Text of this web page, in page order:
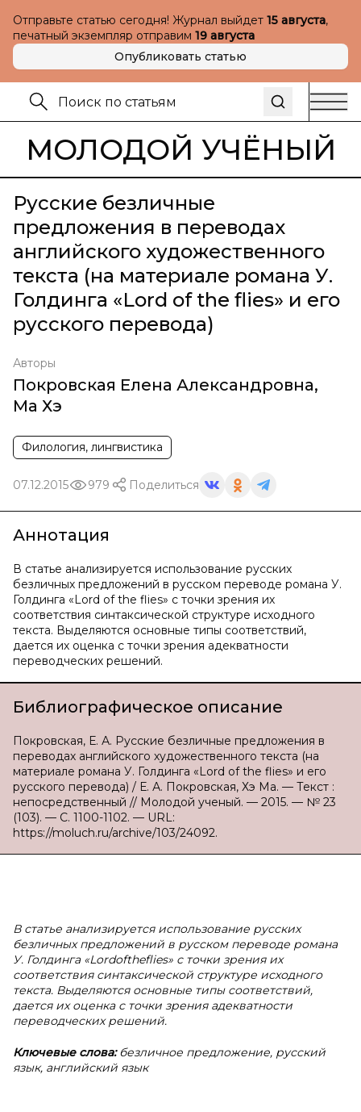
Отправьте статью сегодня! Журнал выйдет 15 августа,
печатный экземпляр отправим 19 августа
Опубликовать статью
МОЛОДОЙ УЧЁНЫЙ
Русские безличные
предложения в переводах
английского художественного
текста (на материале романа У.
Голдинга «Lord of the flies» и его
русского перевода)
Авторы
Покровская Елена Александровна,
Ма Хэ
Филология, лингвистика
07.12.2015 979 Поделиться
Аннотация
В статье анализируется использование русских
безличных предложений в русском переводе романа У.
Голдинга «Lord of the flies» с точки зрения их
соответствия синтаксической структуре исходного
текста. Выделяются основные типы соответствий,
дается их оценка с точки зрения адекватности
переводческих решений.
Библиографическое описание
Покровская, Е. А. Русские безличные предложения в
переводах английского художественного текста (на
материале романа У. Голдинга «Lord of the flies» и его
русского перевода) / Е. А. Покровская, Хэ Ма. — Текст :
непосредственный // Молодой ученый. — 2015. — № 23
(103). — С. 1100-1102. — URL:
https://moluch.ru/archive/103/24092.
В статье анализируется использование русских
безличных предложений в русском переводе романа
У. Голдинга «Lordoftheflies» с точки зрения их
соответствия синтаксической структуре исходного
текста. Выделяются основные типы соответствий,
дается их оценка с точки зрения адекватности
переводческих решений.
Ключевые слова:безличное предложение, русский
язык, английский язык